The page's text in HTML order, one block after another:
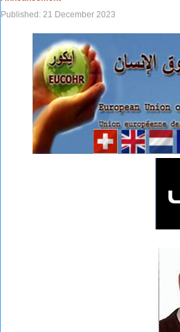
Published: 21 December 2023